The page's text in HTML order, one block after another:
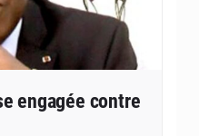
engagée contre